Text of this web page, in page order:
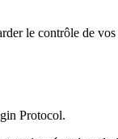
le contrôle de vos
Protocol.